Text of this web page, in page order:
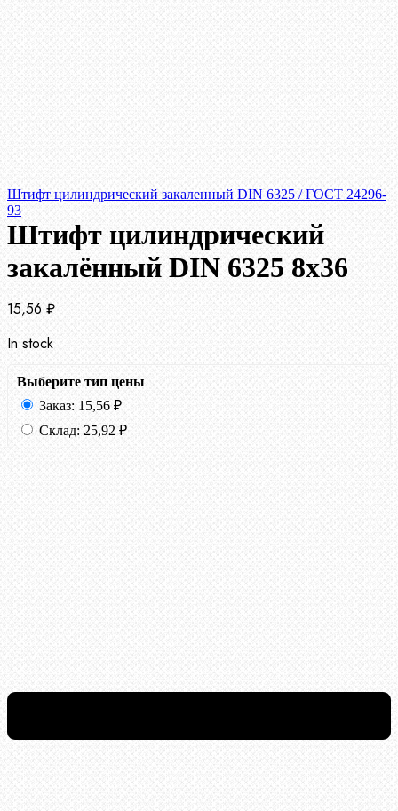
Штифт цилиндрический закаленный DIN 6325 / ГОСТ 24296-
93
Штифт цилиндрический
закалённый DIN 6325 8х36
15,56 ₽
In stock
Выберите тип цены
Заказ: 15,56 ₽
Склад: 25,92 ₽